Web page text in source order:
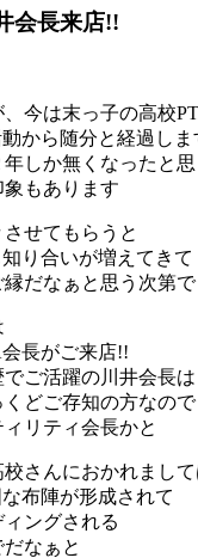
会長来店!!
今は末っ子の高校
から随分と経過しま
しか無くなったと思
もあります
せてもらうと
り合いが増えてきて
だなぁと思う次第で
長がご来店!!
ご活躍の川井会長は
どご存知の方なので
リティ会長かと
さんにおかれまして
布陣が形成されて
ングされる
なぁと